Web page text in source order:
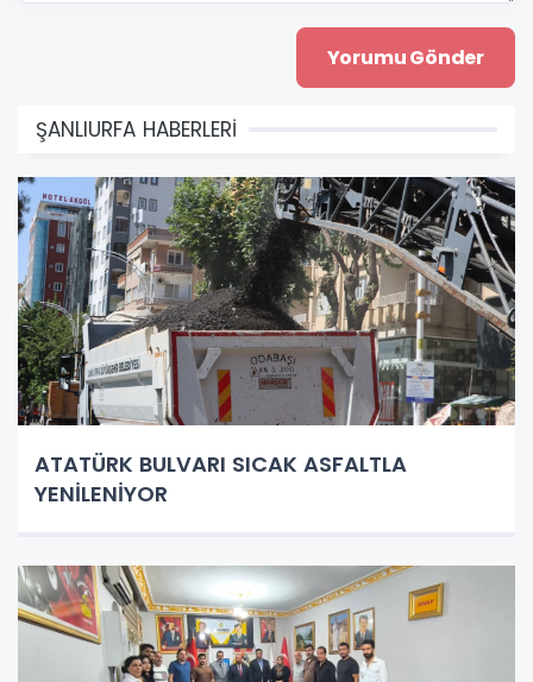
ŞANLIURFA HABERLERİ
ATATÜRK BULVARI SICAK ASFALTLA
YENİLENİYOR